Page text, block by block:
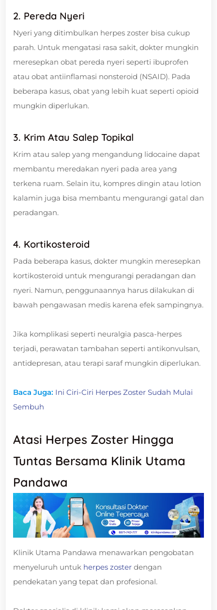
2. Pereda Nyeri
Nyeri yang ditimbulkan herpes zoster bisa cukup
parah. Untuk mengatasi rasa sakit, dokter mungkin
meresepkan obat pereda nyeri seperti ibuprofen
atau obat antiinflamasi nonsteroid (NSAID). Pada
beberapa kasus, obat yang lebih kuat seperti opioid
mungkin diperlukan.
3. Krim Atau Salep Topikal
Krim atau salep yang mengandung lidocaine dapat
membantu meredakan nyeri pada area yang
terkena ruam. Selain itu, kompres dingin atau lotion
kalamin juga bisa membantu mengurangi gatal dan
peradangan.
4. Kortikosteroid
Pada beberapa kasus, dokter mungkin meresepkan
kortikosteroid untuk mengurangi peradangan dan
nyeri. Namun, penggunaannya harus dilakukan di
bawah pengawasan medis karena efek sampingnya.
Jika komplikasi seperti neuralgia pasca-herpes
terjadi, perawatan tambahan seperti antikonvulsan,
antidepresan, atau terapi saraf mungkin diperlukan.
Baca Juga: Ini Ciri-Ciri Herpes Zoster Sudah Mulai
Sembuh
Atasi Herpes Zoster Hingga
Tuntas Bersama Klinik Utama
Pandawa
Klinik Utama Pandawa menawarkan pengobatan
menyeluruh untuk herpes zoster dengan
pendekatan yang tepat dan profesional.